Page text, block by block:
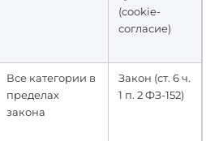
(cookie-
согласие)
Все категории в
пределах
закона
Закон (ст. 6 ч.
1 п. 2 ФЗ-152)